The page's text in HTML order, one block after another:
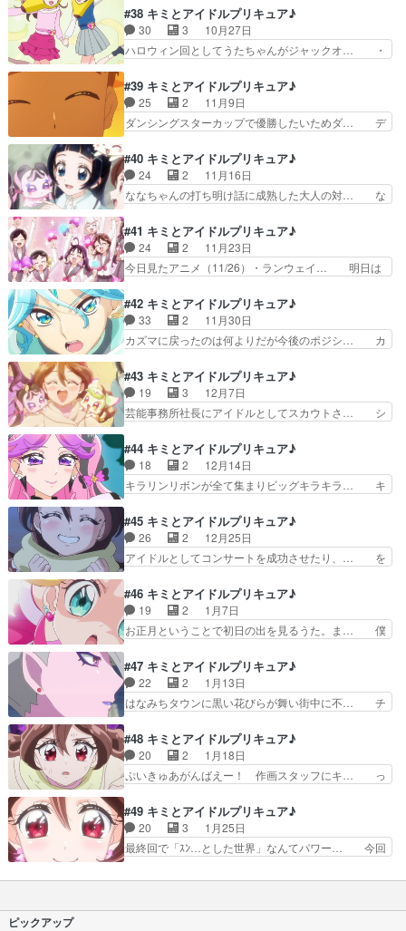
えたタナカーン有能だけ… けってい!キミとのラ
イブ!(制作:東映ア… ちょｗゲストキャラ…そこま
で呼んでしまう…
マ君＝ジョギ君でまずOK？そしてカイ… アイド
ルハートリボン！弊社のハニューが原… カイトさ
んはキュアアイドル＝うたちゃんだ… 悩みを抱え
たカイトを追って励ますうた、現… ジョギジョギ
て”の先輩であり、心構えを… 声同じなんだから
気づいても良かったものを… キラッ!乙女の願
い。恒例のパワーアップ回…
#38 キミとアイドルプリキュア♪
30 3
10月27日
ハロウィン回としてうたちゃんがジャックオ… ・
ンウィンハロウィン！毎年恒例のハロウ… ⚠︎︎少し
捏造⚠︎︎お菓子をくれなきゃい… ハロウィンがせま
る中、おばけ苦手なうた。… 今回のハロウィン回
結構重要では？うたなな… 第4話「前途多難の新
中学生でそりゃない… 昨日(2025/10/26(日))、仕
事… おばけが苦手なうたにハロウィンを楽しん
で…
#39 キミとアイドルプリキュア♪
25 2
11月9日
ダンシングスターカップで優勝したいためダ… デ
シングスターカップ優勝を目指す寸田を… 誰得な
私のプリキュア視聴状況②わんだふる… まわれ!
寸田先輩!(制作:東映アニメーシ… 」に登場した
「ダンシング☆スタープリキュ… 2.5次元舞台の
ー。Dancing☆S… 結構濃厚な寸田☓こころ回観れ
て僕満足。ぼ… ダンシングスターさんのゲスト回
でもそもそ…
#40 キミとアイドルプリキュア♪
24 2
11月16日
ななちゃんの打ち明け話に成熟した大人の対… な
ら来る不安を明確にするために、この辺… 母のコ
ンサートのためフランスに渡航したな… という事
で、若干おセンチな内容。まぁなな… ななちゃん
フランスから日本へ帰って来るの… 今日迄のプリ
帰りが一瞬すぎるてっきりキ… ななの実家が太す
ぎて泣いた。引っ越すかも… 今回はカンバス型ダ
ークランダーのデザイン…
#41 キミとアイドルプリキュア♪
24 2
11月23日
今日見たアニメ（11/26）・ランウェイ… 明日は
の甲斐ちよは何も成果を出していな… チョッキリ
ーヌ様少しジョギ君に(引き続き… アイドルプリ
キュア研究会、研究対象が部の… 」ぷりんの質
問、多分概念そのものが分から… 次期生徒会長の
誕！プリキュアってこうい… 研究会が廃止になる
かもしれないのに、学校… まさに生徒会長になる
ために生まれてきた女…
#42 キミとアイドルプリキュア♪
33 2
11月30日
カズマに戻ったのは何よりだが今後のポジシ… カ
トのステージに突如ダークランダーを引… ジョギ
ジョギ君浄化回。作画気合入ってまし… ちょこち
ょこ登場する男性のプリキュアです… 空の向こう
へ、キュアコネクト！ちなみに今… 始まりの物語
なるとは思わなかった… 」の後、うたさんの「唄
って！」で「ハッ」… キミからのEcho」カイト
「俺はお前にこ…
#43 キミとアイドルプリキュア♪
19 3
12月7日
芸能事務所社長にアイドルとしてスカウトさ… シ
か終盤近づいて来たんだなってまだ終わ… 響カイ
トは何かある度に砂浜を訪れている描… あんな本
域ではない程度の歌唱でも喉に負担… キュアウイ
ンク、何気に新技＠＠チョッキリ… プリキュアと
プリキュアはやってたけどア… 今回は加湿器型ダ
ークランダーのデザインを… 42話‥迷うジョギ
(カズマ)君でも闇堕ち…
#44 キミとアイドルプリキュア♪
18 2
12月14日
キラリンリボンが全て集まりビッグキラキラ… キ
リーヌ様マジで久しぶりｗいよいよ最終… キラキ
ランドのひみつ！ヒカリーーーーーヌ… 終盤っぽ
い話やるのかと思ったらまた普通に… 流れ者ガー
ルズソング。ついにコンプ、キラ… 今回はスマホ
ストであるように、アイドル… 人間のキラキラか
らキラキランドができてい… キラキランドへ行く
ことが出来るのはナマモ…
#45 キミとアイドルプリキュア♪
26 2
12月25日
アイドルとしてコンサートを成功させたり、… を
スマスが近づくがはなみちタウンはダー… ダーク
ランダーがサンタの姿をしているせい… クリスマ
ス中止のお知らせwダークランダー… 「キラッキ
ランラン!クリスマス」クリスマ… 本日も本日と
を恐れクリスマスを自粛する… クリスマスってい
うのはね、シャケを食べる… だいぶザックリした
クリスマス回タナカーン…
#46 キミとアイドルプリキュア♪
19 2
1月7日
お正月ということで初日の出を見るうた。ま… 僕
中では、社会ではもう仕事始まりの頃合… 新年会
を満喫したアイドルプリキュアだが、… はなみち
タウンもキラキランドも平和であれ… いよいよ最
後って感じがするただこの感じだ… 海老一染之
の木型ダークランダーのデザイ… キラッキランラ
ンな初日の出からのあけおめ… こころちゃん／キ
ュアキュンキュンのアホ毛…
#47 キミとアイドルプリキュア♪
22 2
1月13日
はなみちタウンに黒い花びらが舞い街中に不… チ
見逃しちゃったのでダークイーネにもキ… アイド
ル「ファイナルライブやります！オタ… 山ねずみ
ロッキーチャック39Dreams… 皆さんもおそよう
ございますで安心しつつも… ダークイーネによっ
先週分見逃しました…… チョッキリーネ取り憑か
れてたんじゃなかっ… ファイナルライブのコンセ
プトが良すぎる。…
#48 キミとアイドルプリキュア♪
20 2
1月18日
ぷいきゅあがんばえー！ 作画スタッフにキ… っ
はダークイーネ様の巨大影のデザインを… 浄化技
＝ライブシーンの大盤振る舞いで良か… 様をつけ
ろよナマモノ野郎！なんすか年始の… チョッキリ
ーネが冒頭に何の外連味もなく殺… まさかここで
#49 キミとアイドルプリキュア♪
20 3
1月25日
最終回で「ｽﾝ…とした世界」なんてパワー… 今回
で「ｽﾝ…とした世界」なんてパワー… アイドルら
と闇」の対立をどこまで描くの… 夏服の着用期間
ピックアップ